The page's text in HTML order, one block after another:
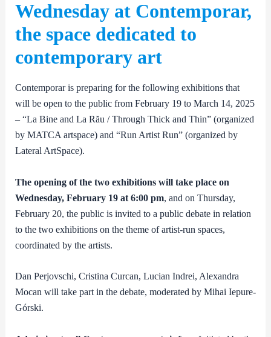
Wednesday at Contemporar,
the space dedicated to
contemporary art
Contemporar is preparing for the following exhibitions that
will be open to the public from February 19 to March 14, 2025
– “La Bine and La Rău / Through Thick and Thin” (organized
by MATCA artspace) and “Run Artist Run” (organized by
Lateral ArtSpace).
The opening of the two exhibitions will take place on
Wednesday, February 19 at 6:00 pm, and on Thursday,
February 20, the public is invited to a public debate in relation
to the two exhibitions on the theme of artist-run spaces,
coordinated by the artists.
Dan Perjovschi, Cristina Curcan, Lucian Indrei, Alexandra
Mocan will take part in the debate, moderated by Mihai Iepure-
Górski.